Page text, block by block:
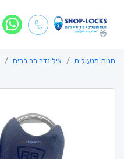
חנות מנעולים צילינדר רב בריח